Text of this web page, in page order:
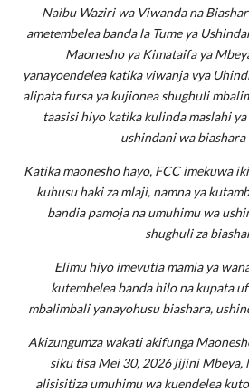
TBS
OSCAR ASSENGA
WAZIRI
OSCAR ASSENGA
Naibu Waziri wa Viwanda na
ametembelea banda la Tume ya
Maonesho ya Kimataifa ya
yanayoendelea katika viwanja vya
alipata fursa ya kujionea shughuli
taasisi hiyo katika kulinda maslahi
ushindani wa
Katika maonesho hayo, FCC imekuwa
kuhusu haki za mlaji, namna ya
bandia pamoja na umuhimu wa
shughuli za
Elimu hiyo imevutia mamia ya
kutembelea banda hilo na kupata
mbalimbali yanayohusu biashara,
Akizungumza wakati akifunga
siku tisa Mei 30, 2026 jijini Mbeya,
alisisitiza umuhimu wa kuendelea